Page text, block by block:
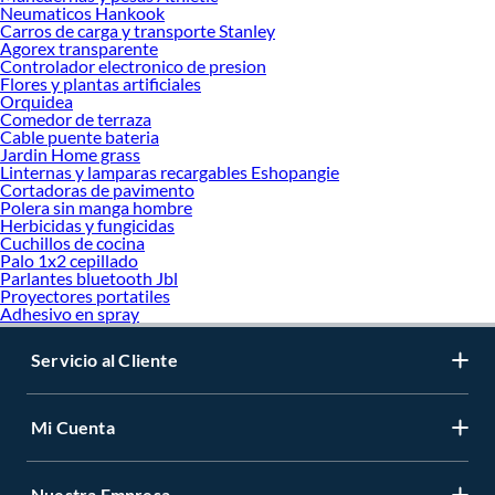
Neumaticos Hankook
Carros de carga y transporte Stanley
Agorex transparente
Controlador electronico de presion
Flores y plantas artificiales
Orquidea
Comedor de terraza
Cable puente bateria
Jardin Home grass
Linternas y lamparas recargables Eshopangie
Cortadoras de pavimento
Polera sin manga hombre
Herbicidas y fungicidas
Cuchillos de cocina
Palo 1x2 cepillado
Parlantes bluetooth Jbl
Proyectores portatiles
Adhesivo en spray
Servicio al Cliente
Mi Cuenta